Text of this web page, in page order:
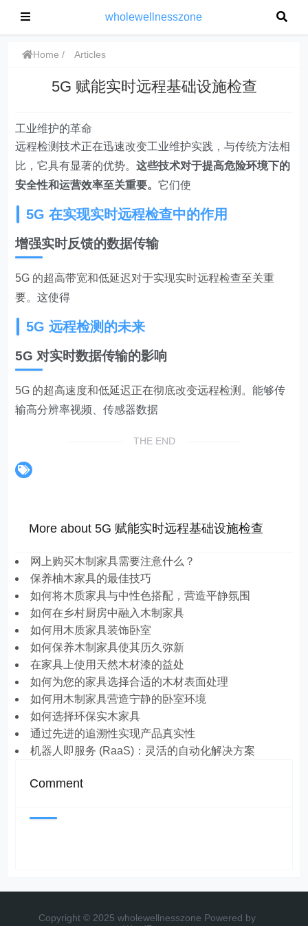
wholewellnesszone
Home Articles
5G 赋能实时远程基础设施检查
工业维护的革命
远程检测技术正在迅速改变工业维护实践，与传统方法相
比，它具有显著的优势。这些技术对于提高危险环境下的
安全性和运营效率至关重要。它们使
5G 在实现实时远程检查中的作用
增强实时反馈的数据传输
5G 的超高带宽和低延迟对于实现实时远程检查至关重
要。这使得
5G 远程检测的未来
5G 对实时数据传输的影响
5G 的超高速度和低延迟正在彻底改变远程检测 。能够传
输高分辨率视频、传感器数据
THE END
More about 5G 赋能实时远程基础设施检查
网上购买木制家具需要注意什么？
保养柚木家具的最佳技巧
如何将木质家具与中性色搭配，营造平静氛围
如何在乡村厨房中融入木制家具
如何用木质家具装饰卧室
如何保养木制家具使其历久弥新
在家具上使用天然木材漆的益处
如何为您的家具选择合适的木材表面处理
如何用木制家具营造宁静的卧室环境
如何选择环保实木家具
通过先进的追溯性实现产品真实性
机器人即服务 (RaaS)：灵活的自动化解决方案
Comment
Copyright © 2025 wholewellnesszone Powered by